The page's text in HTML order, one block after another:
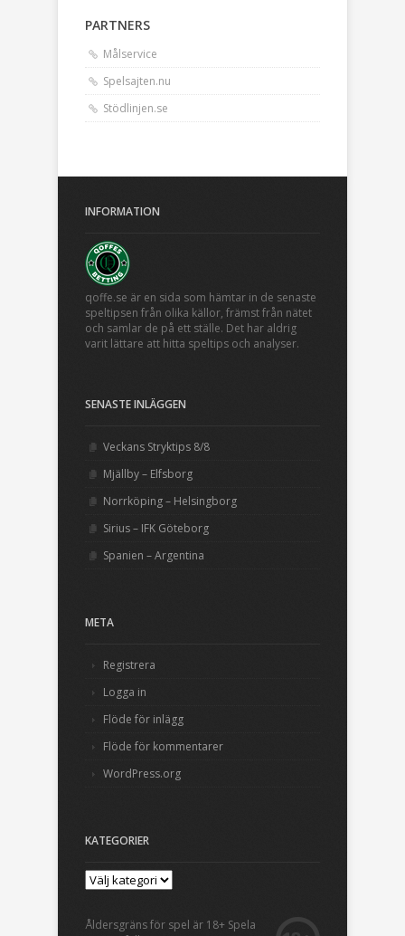
PARTNERS
Målservice
Spelsajten.nu
Stödlinjen.se
INFORMATION
qoffe.se är en sida som hämtar in de senaste
speltipsen från olika källor, främst från nätet
och samlar de på ett ställe. Det har aldrig
varit lättare att hitta speltips och analyser.
SENASTE INLÄGGEN
Veckans Stryktips 8/8
Mjällby – Elfsborg
Norrköping – Helsingborg
Sirius – IFK Göteborg
Spanien – Argentina
META
Registrera
Logga in
Flöde för inlägg
Flöde för kommentarer
WordPress.org
KATEGORIER
Åldersgräns för spel är 18+ Spela